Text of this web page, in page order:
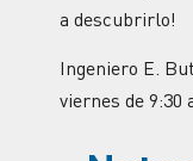
a descubrirlo!
Ingeniero E.
viernes de 9:30